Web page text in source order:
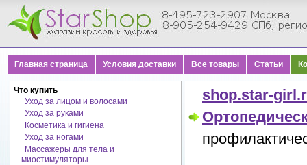
Главная страница Условия доставки Все товары Статьи
Что купить
Уход за лицом и волосами
Уход за руками
Косметика и гигиена
Уход за ногами
Массажеры для тела и
миостимуляторы
shop.star-